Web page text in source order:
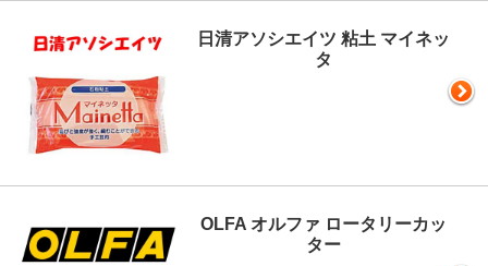
日清アソシエイツ 粘土 マイネッ
タ
OLFA オルファ ロータリーカッ
ター